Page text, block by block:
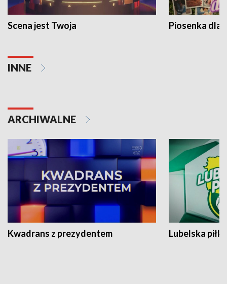
Scena jest Twoja Piosenka dla
INNE
ARCHIWALNE
Kwadrans z prezydentem Lubelska piłka